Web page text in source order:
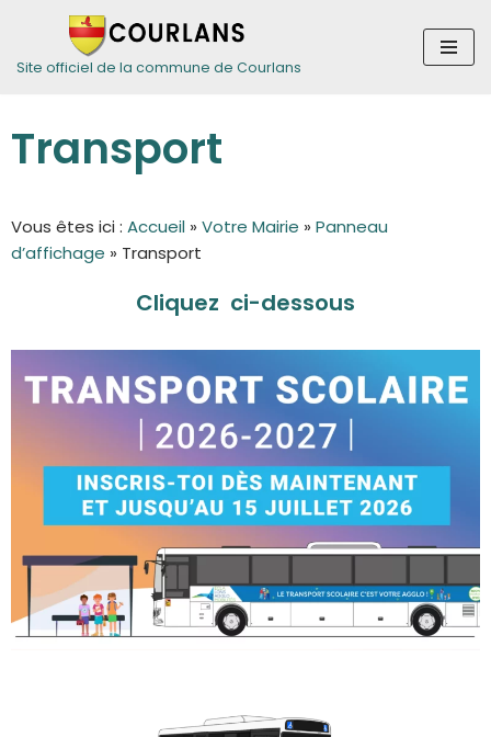
Aller
Site officiel de la commune de Courlans
Transport
Vous êtes ici : Accueil » Votre Mairie » Panneau
d’affichage » Transport
Cliquez ci-dessous